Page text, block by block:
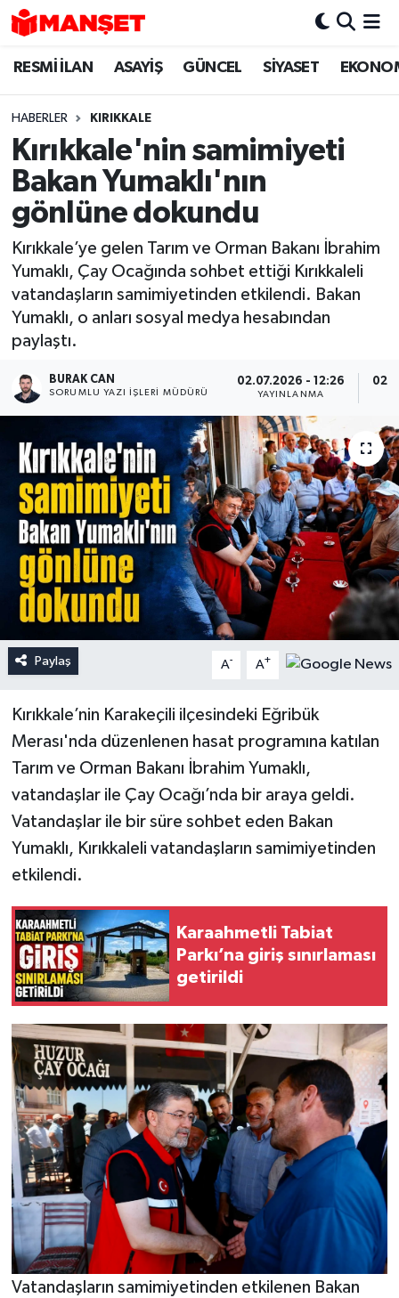
RESMİ İLAN ASAYİŞ GÜNCEL SİYASET
HABERLER KIRIKKALE
Kırıkkale'nin samimiyeti
Bakan Yumaklı'nın
gönlüne dokundu
Kırıkkale’ye gelen Tarım ve Orman Bakanı İbrahim
Yumaklı, Çay Ocağında sohbet ettiği Kırıkkaleli
vatandaşların samimiyetinden etkilendi. Bakan
Yumaklı, o anları sosyal medya hesabından
paylaştı.
BURAK CAN
SORUMLU YAZI İŞLERI MÜDÜRÜ
02.07.2026 - 12:26
YAYINLANMA
Paylaş A- A+
Kırıkkale’nin Karakeçili ilçesindeki Eğribük
Merası'nda düzenlenen hasat programına katılan
Tarım ve Orman Bakanı İbrahim Yumaklı,
vatandaşlar ile Çay Ocağı’nda bir araya geldi.
Vatandaşlar ile bir süre sohbet eden Bakan
Yumaklı, Kırıkkaleli vatandaşların samimiyetinden
etkilendi.
Karaahmetli Tabiat
Parkı’na giriş sınırlaması
getirildi
Vatandaşların samimiyetinden etkilenen Bakan
Hava Durumu
Trafik Durumu
Süper Lig Puan Durumu ve Fikstür
Tüm Manşetler
Son Dakika Haberleri
Haber Arşivi